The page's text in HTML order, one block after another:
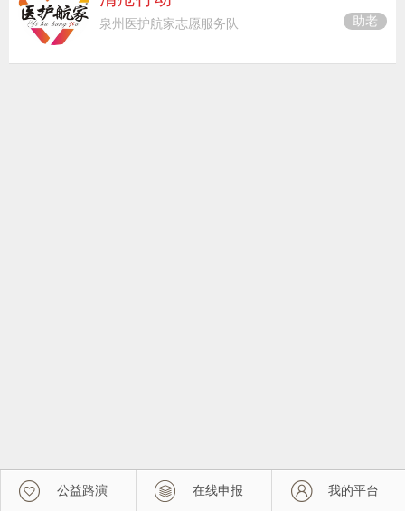
泉州医护航家志愿服务队 助老
公益路演 在线申报 我的平台